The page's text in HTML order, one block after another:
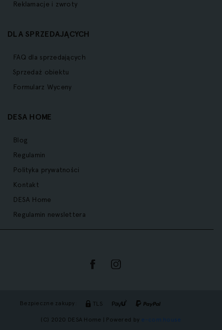
Reklamacje i zwroty
DLA SPRZEDAJĄCYCH
FAQ dla sprzedających
Sprzedaż obiektu
Formularz Wyceny
DESA HOME
Blog
Regulamin
Polityka prywatności
Kontakt
DESA Home
Regulamin newslettera
Bezpieczne zakupy: TLS
(C) 2020 DESA Home | Powered by e-com.house